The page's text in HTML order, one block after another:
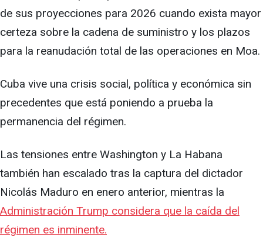
de sus proyecciones para 2026 cuando exista mayor
certeza sobre la cadena de suministro y los plazos
para la reanudación total de las operaciones en Moa.
Cuba vive una crisis social, política y económica sin
precedentes que está poniendo a prueba la
permanencia del régimen.
Las tensiones entre Washington y La Habana
también han escalado tras la captura del dictador
Nicolás Maduro en enero anterior, mientras la
Administración Trump considera que la caída del
régimen es inminente.